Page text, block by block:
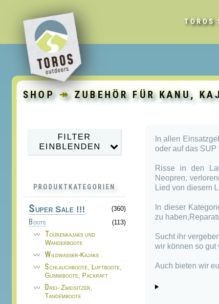
TOROS
SHOP ↠ ZUBEHÖR FÜR KANU,
In allen
oder auf das SUP
Risse in den
Neopren,
Lied von diesem
In dieser
zu
Sucht ihr
wir können so gut
Auch bieten wir
FILTER
EINBLENDEN
PRODUKTKATEGORIEN
Super Sale !!!
(360)
Boote
(113)
Tourenkajaks und
Wanderboote
Wildwasser-Kajaks
Schlauchboote, Luftboote,
Gummiboote, Packraft
Drei- Zweisitzer,
Tandemboote